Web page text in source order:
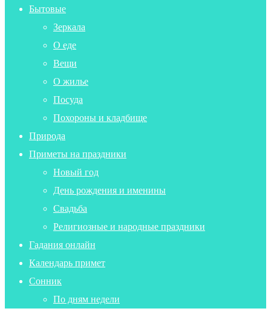
Бытовые
Зеркала
О еде
Вещи
О жилье
Посуда
Похороны и кладбище
Природа
Приметы на праздники
Новый год
День рождения и именины
Свадьба
Религиозные и народные праздники
Гадания онлайн
Календарь примет
Сонник
По дням недели